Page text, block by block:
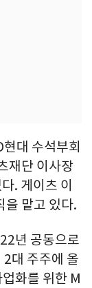
대 수석부회
재단 이사장
. 게이츠 이
을 맡고 있다.
년 공동으로
대 주주에 올
화를 위한 M